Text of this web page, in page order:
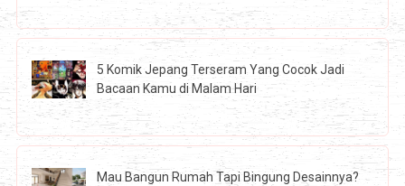
5 Komik Jepang Terseram Yang Cocok Jadi
Bacaan Kamu di Malam Hari
Mau Bangun Rumah Tapi Bingung Desainnya?